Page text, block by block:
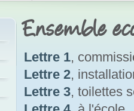
Ensemble
Lettre 1,
Lettre 2,
Lettre 3, toilettes